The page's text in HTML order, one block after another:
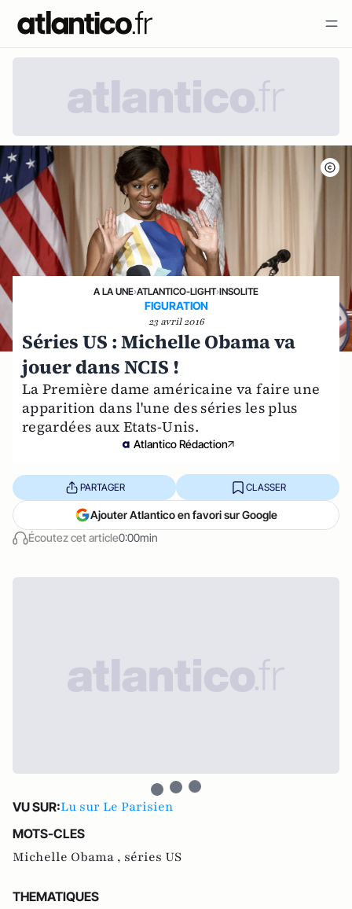
A LA UNE›ATLANTICO-LIGHT›INSOLITE
FIGURATION
23 avril 2016
Séries US : Michelle Obama va
jouer dans NCIS !
La Première dame américaine va faire une
apparition dans l'une des séries les plus
regardées aux Etats-Unis.
Atlantico Rédaction
Écoutez cet article0:00min
PARTAGER CLASSER
Ajouter Atlantico en favori sur Google
VU SUR:Lu sur Le Parisien
MOTS-CLES
Michelle Obama , séries US
THEMATIQUES